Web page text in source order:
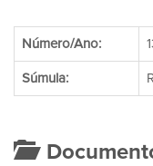
Número/Ano:
Súmula: